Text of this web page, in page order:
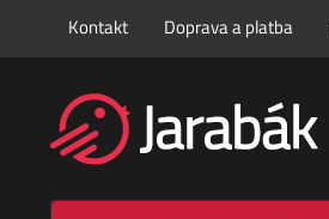
Kontakt Doprava a platba